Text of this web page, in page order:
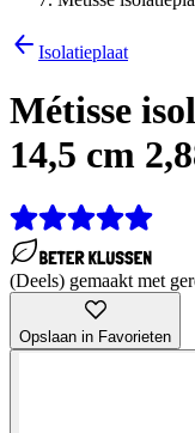
Isolatieplaat
Métisse
14,5 cm
(Deels) gemaakt met
Opslaan in Favorieten